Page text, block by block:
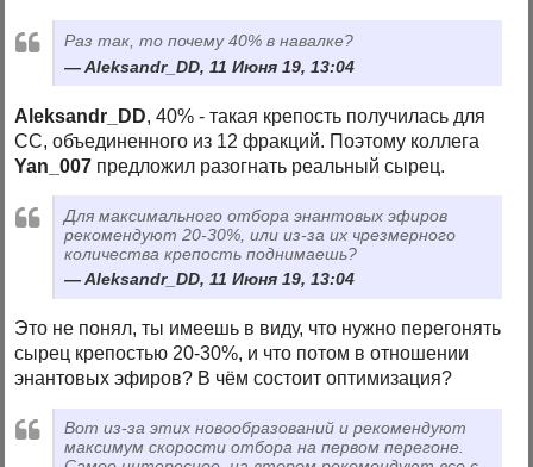
Раз так, то почему 40% в навалке?
Aleksandr_DD, 11 Июня 19, 13:04
Aleksandr_DD, 40% - такая крепость получилась для
СС, объединенного из 12 фракций. Поэтому коллега
Yan_007 предложил разогнать реальный сырец.
Для максимального отбора энантовых эфиров
рекомендуют 20-30%, или из-за их чрезмерного
количества крепость поднимаешь?
Aleksandr_DD, 11 Июня 19, 13:04
Это не понял, ты имеешь в виду, что нужно перегонять
сырец крепостью 20-30%, и что потом в отношении
энантовых эфиров? В чём состоит оптимизация?
Вот из-за этих новообразований и рекомендуют
максимум скорости отбора на первом перегоне.